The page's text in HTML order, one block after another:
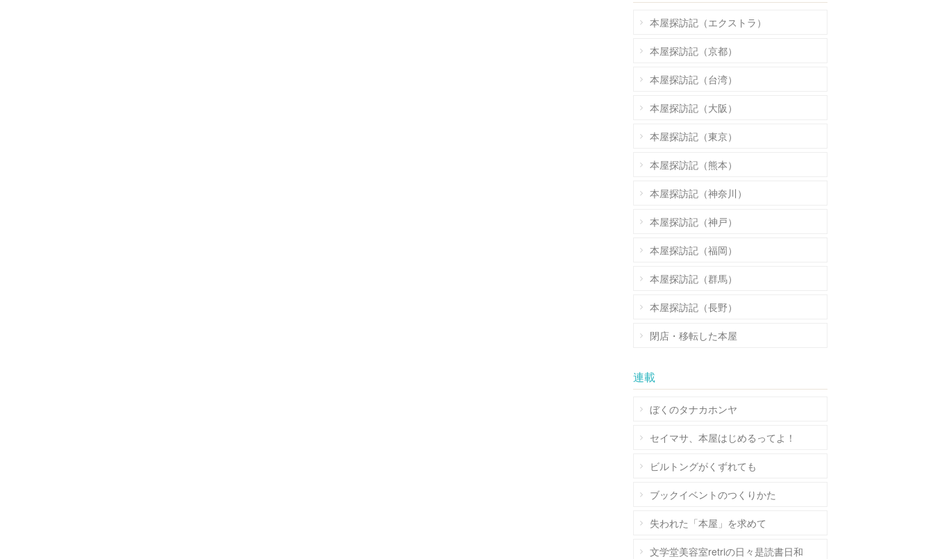
本屋探訪記（エクストラ）
本屋探訪記（京都）
本屋探訪記（台湾）
本屋探訪記（大阪）
本屋探訪記（東京）
本屋探訪記（熊本）
本屋探訪記（神奈川）
本屋探訪記（神戸）
本屋探訪記（福岡）
本屋探訪記（群馬）
本屋探訪記（長野）
閉店・移転した本屋
連載
ぼくのタナカホンヤ
セイマサ、本屋はじめるってよ！
ビルトングがくずれても
ブックイベントのつくりかた
失われた「本屋」を求めて
文学堂美容室retriの日々是読書日和